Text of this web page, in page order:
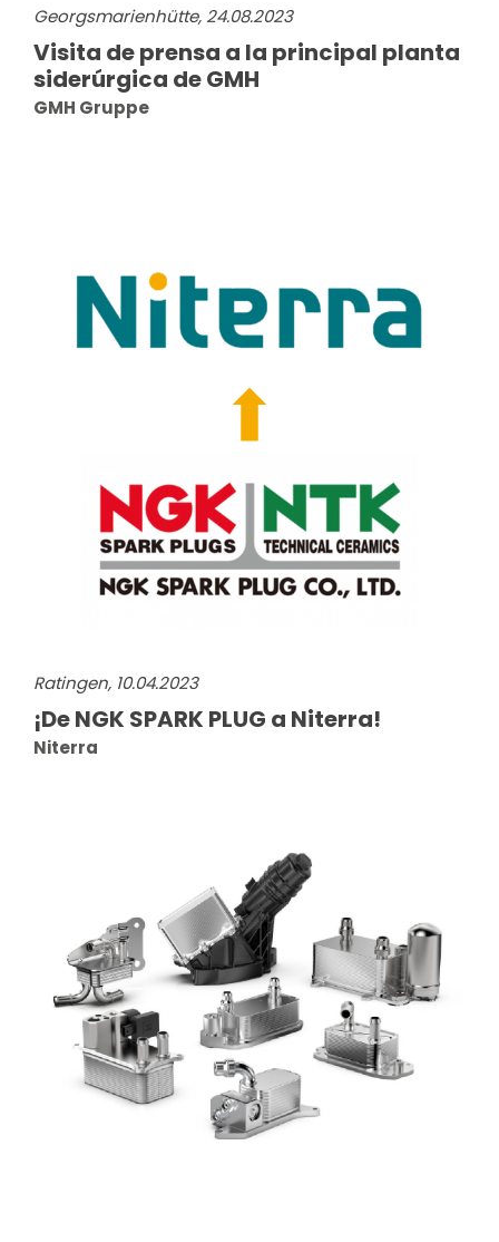
Georgsmarienhütte, 24.08.2023
Visita de prensa a la principal planta
siderúrgica de GMH
GMH Gruppe
Ratingen, 10.04.2023
¡De NGK SPARK PLUG a Niterra!
Niterra